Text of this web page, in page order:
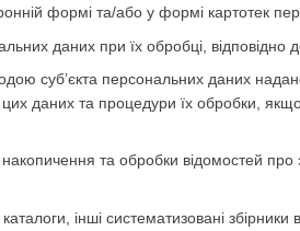
формі та/або у формі картотек
даних при їх обробці, відповідно
суб’єкта персональних даних
даних та процедури їх обробки,
та обробки відомостей про
інші систематизовані збірники